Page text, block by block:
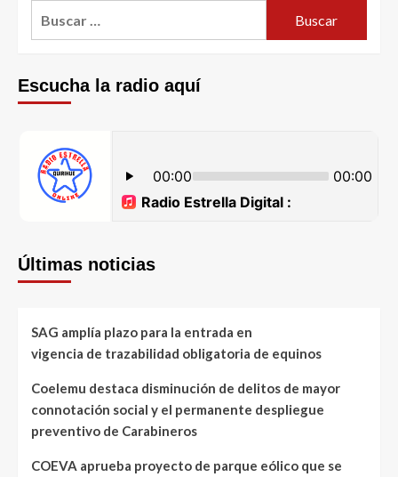
Escucha la radio aquí
Últimas noticias
SAG amplía plazo para la entrada en
vigencia de trazabilidad obligatoria de equinos
Coelemu destaca disminución de delitos de mayor
connotación social y el permanente despliegue
preventivo de Carabineros
COEVA aprueba proyecto de parque eólico que se